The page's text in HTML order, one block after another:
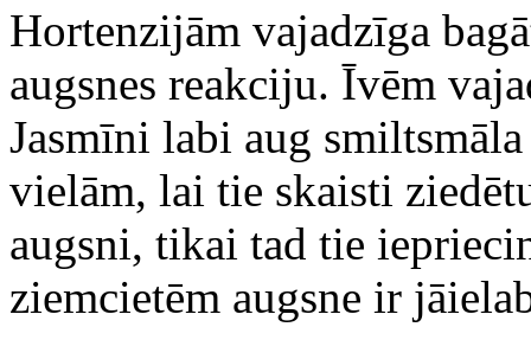
Hortenzijām vajadzīga
augsnes reakciju. Īvēm
Jasmīni labi aug smiltsmāla
vielām, lai tie skaisti
augsni, tikai tad tie
ziemcietēm augsne ir